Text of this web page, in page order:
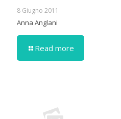
8 Giugno 2011
Anna Anglani
Read more